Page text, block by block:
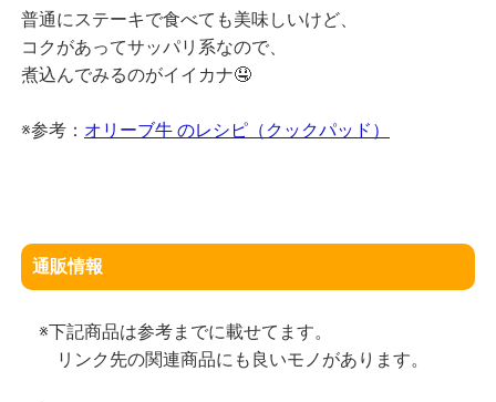
普通にステーキで食べても美味しいけど、
コクがあってサッパリ系なので、
煮込んでみるのがイイカナ🤤
※参考： オリーブ牛 のレシピ（クックパッド）
通販情報
※下記商品は参考までに載せてます。
リンク先の関連商品にも良いモノがあります。